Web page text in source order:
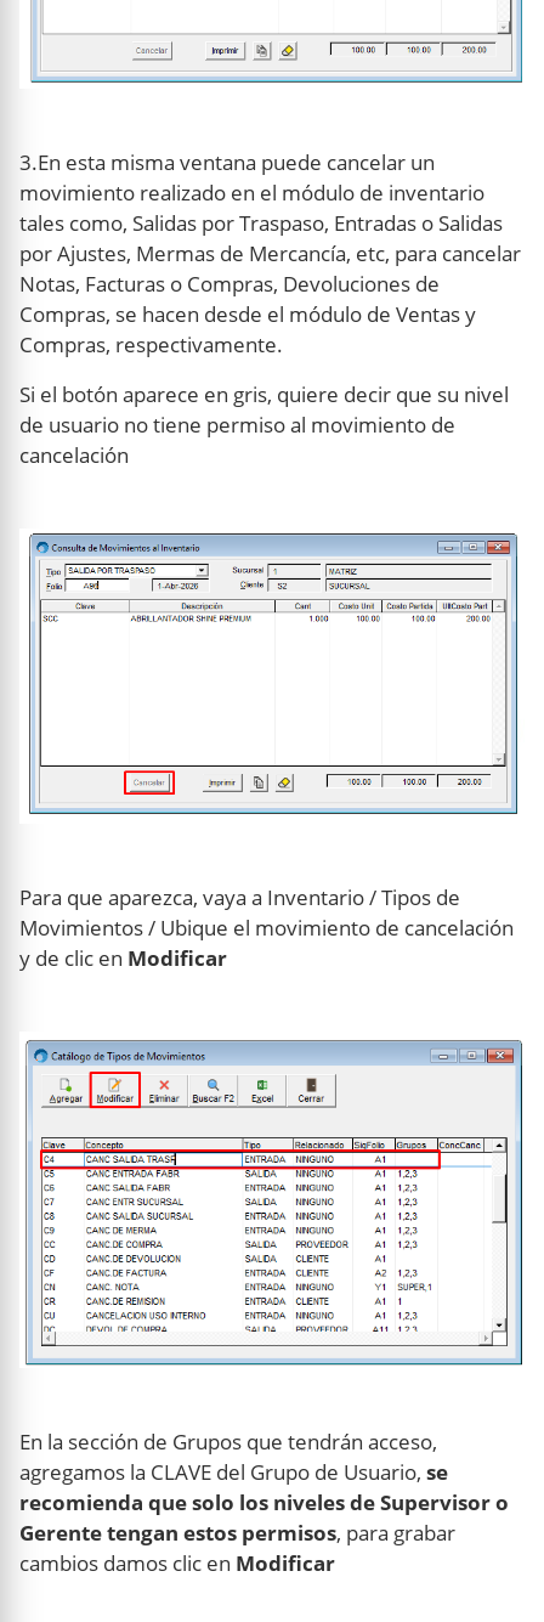
3.En esta misma ventana puede cancelar un
movimiento realizado en el módulo de inventario
tales como, Salidas por Traspaso, Entradas o Salidas
por Ajustes, Mermas de Mercancía, etc, para cancelar
Notas, Facturas o Compras, Devoluciones de
Compras, se hacen desde el módulo de Ventas y
Compras, respectivamente.
Si el botón aparece en gris, quiere decir que su nivel
de usuario no tiene permiso al movimiento de
cancelación
Para que aparezca, vaya a Inventario / Tipos de
Movimientos / Ubique el movimiento de cancelación
y de clic en Modificar
En la sección de Grupos que tendrán acceso,
agregamos la CLAVE del Grupo de Usuario, se
recomienda que solo los niveles de Supervisor o
Gerente tengan estos permisos, para grabar
cambios damos clic en Modificar